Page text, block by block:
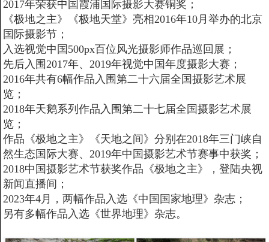
2017年荣获中国霞浦国际摄影大赛铜奖；
《极地之主》《极地天堂》亮相2016年10月举办的北京
国际摄影节；
入选视觉中国500px百位风光摄影师作品巡回展；
先后入围2017年、2019年视觉中国年度摄影大赛；
2016年共有6幅作品入围第二十六届全国摄影艺术展
览；
2018年天鹅系列作品入围第二十七届全国摄影艺术展
览；
作品《极地之主》《天地之间》分别在2018年三门峡自
然生态国际大赛、2019年中国摄影艺术节赛事中获奖；
2018中国摄影艺术节获奖作品《极地之主》，登陆央视
新闻直播间；
2023年4月，两幅作品入选《中国国家地理》杂志；
另有多幅作品入选《世界地理》杂志。